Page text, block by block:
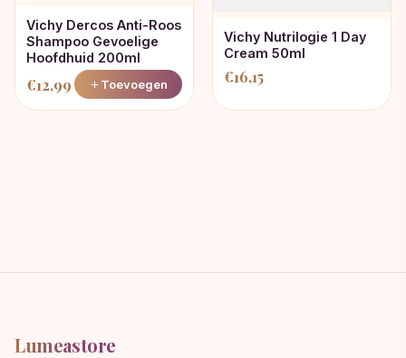
Vichy Dercos Anti-Roos
Shampoo Gevoelige
Hoofdhuid 200ml
€12,99 Toevoegen
Vichy Nutrilogie 1 Day
Cream 50ml
€16,15
Lumeastore